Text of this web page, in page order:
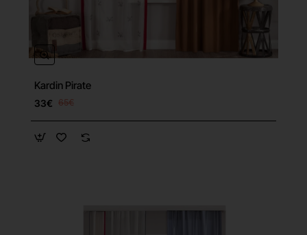
Kardin Pirate
33€ 65€